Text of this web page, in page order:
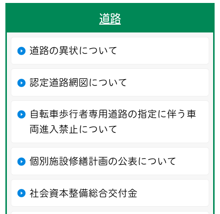
道路
道路の異状について
認定道路網図について
自転車歩行者専用道路の指定に伴う車
両進入禁止について
個別施設修繕計画の公表について
社会資本整備総合交付金